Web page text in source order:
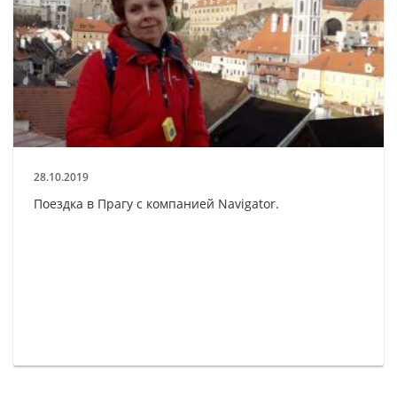
28.10.2019
Поездка в Прагу с компанией Navigator.